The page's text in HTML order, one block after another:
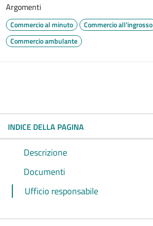
Argomenti
Commercio al minuto
Commercio all'ingrosso
Commercio ambulante
INDICE DELLA PAGINA
Descrizione
Documenti
Ufficio responsabile